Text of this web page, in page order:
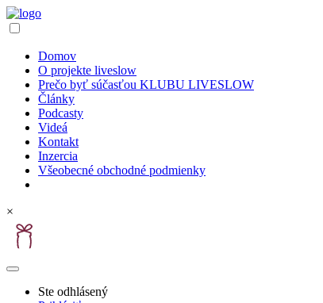
Domov
O projekte liveslow
Prečo byť súčasťou KLUBU LIVESLOW
Články
Podcasty
Videá
Kontakt
Inzercia
Všeobecné obchodné podmienky
×
Ste odhlásený